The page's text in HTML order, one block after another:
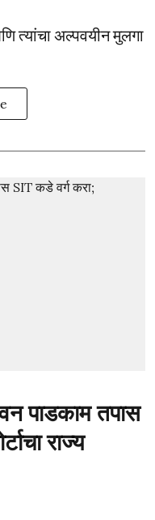
त्यांचा अल्पवयीन मुलगा
पाडकाम तपास
राज्य